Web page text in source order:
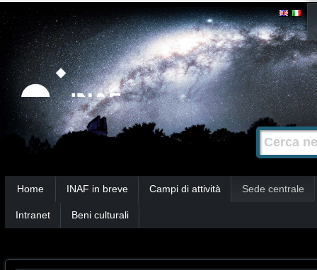
Strumenti
personali
Salta
contenuti.
|
Salta
alla
navigazione
Cerca nel
Ricerca
avanzata…
Home INAF in breve Campi di attività Sede centrale
Intranet Beni culturali